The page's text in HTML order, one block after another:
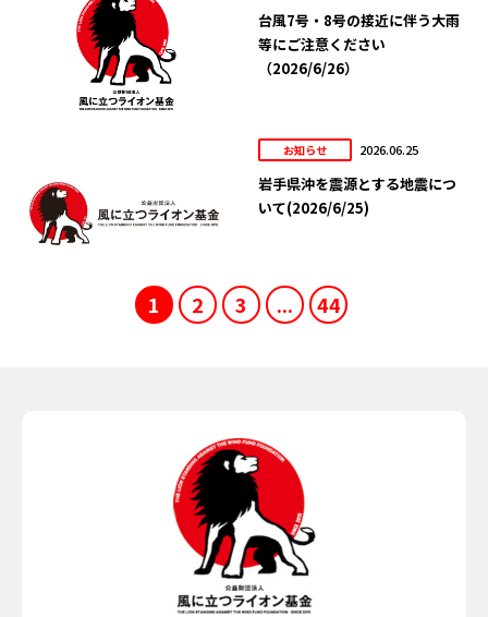
台風7号・8号の接近に伴う大雨
等にご注意ください
（2026/6/26）
お知らせ 2026.06.25
岩手県沖を震源とする地震につ
いて(2026/6/25)
1 2 3 ... 44